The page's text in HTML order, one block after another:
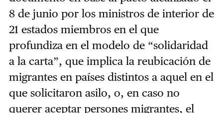
8 de junio por los ministros de interior de
21 estados miembros en el que
profundiza en el modelo de “solidaridad
a la carta”, que implica la reubicación de
migrantes en países distintos a aquel en el
que solicitaron asilo, o, en caso no
querer aceptar persones migrantes, el